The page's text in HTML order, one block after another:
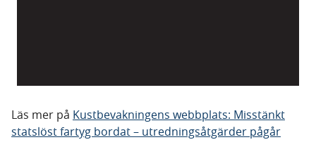
Läs mer på Kustbevakningens webbplats: Misstänkt
statslöst fartyg bordat – utredningsåtgärder pågår